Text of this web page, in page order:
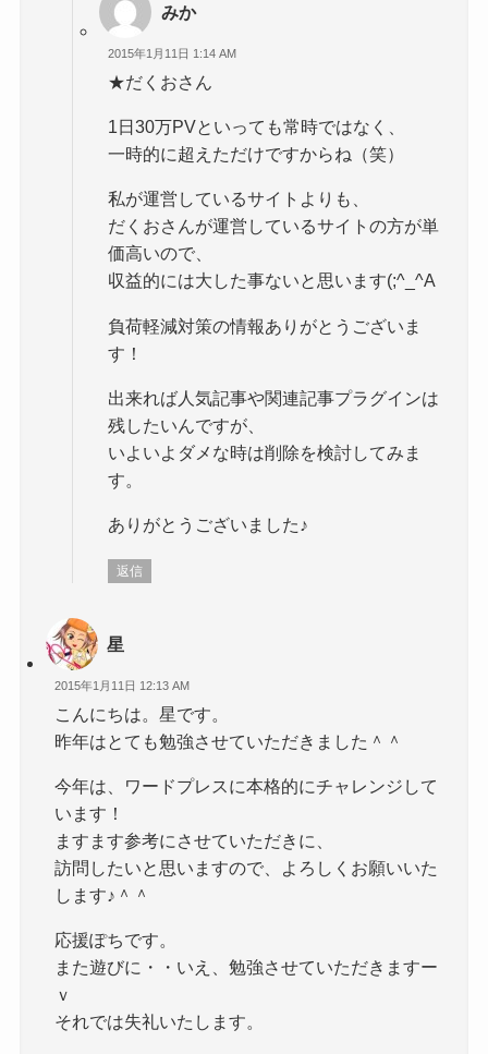
みか
2015年1月11日 1:14 AM
★だくおさん
1日30万PVといっても常時ではなく、
一時的に超えただけですからね（笑）
私が運営しているサイトよりも、
だくおさんが運営しているサイトの方が単
価高いので、
収益的には大した事ないと思います(;^_^A
負荷軽減対策の情報ありがとうございま
す！
出来れば人気記事や関連記事プラグインは
残したいんですが、
いよいよダメな時は削除を検討してみま
す。
ありがとうございました♪
返信
星
2015年1月11日 12:13 AM
こんにちは。星です。
昨年はとても勉強させていただきました＾＾
今年は、ワードプレスに本格的にチャレンジして
います！
ますます参考にさせていただきに、
訪問したいと思いますので、よろしくお願いいた
します♪＾＾
応援ぽちです。
また遊びに・・いえ、勉強させていただきますー
ｖ
それでは失礼いたします。